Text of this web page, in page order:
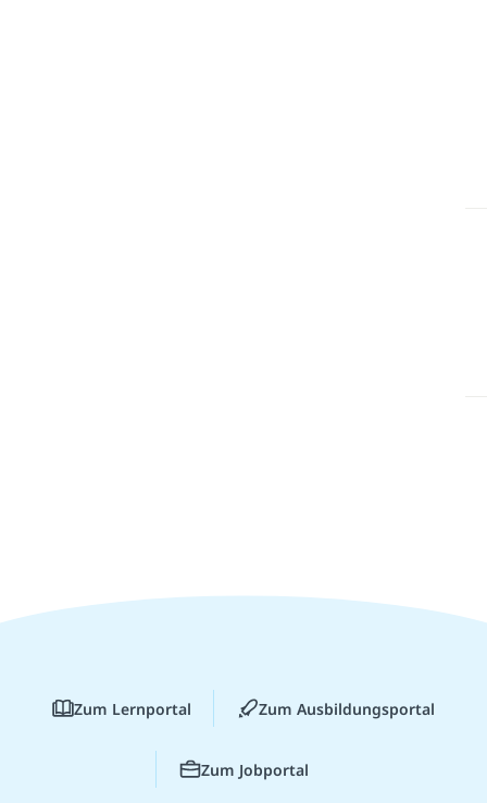
Zum Lernportal Zum Ausbildungsportal
Zum Jobportal